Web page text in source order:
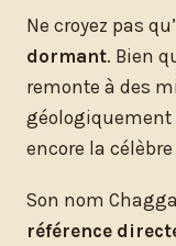
Ne croyez pas
dormant. Bien
remonte à des
géologiquement
encore la
Son nom
référence